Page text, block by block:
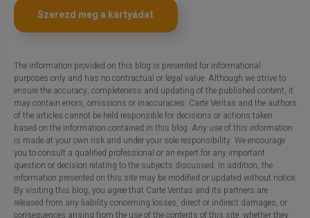
Szerezd meg a kártyádat
The information provided on this blog is presented for informational
purposes only and has no contractual or legal value. Although we strive to
ensure the accuracy, completeness and updating of the published content, it
may contain errors, omissions or inaccuracies. Carte Veritas and the authors
of the articles cannot be held responsible for decisions or actions taken
based on the information contained in this blog. Any use of this information
is made at your own risk and under your sole responsibility. We encourage
you to consult a qualified professional or an expert for any important
question or decision relating to the subjects discussed. In addition, the
information presented on this site may be modified or updated without notice.
By visiting this blog, you agree that Carte Veritas and its partners are
released from any liability concerning losses, direct or indirect damages, or
consequences arising from the use of the contents of this site, whether they